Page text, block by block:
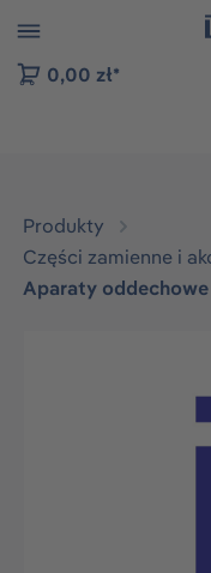
do nawigacji na
0,00 zł*
Produkty
Części zamienne i
Aparaty oddechowe
Pomiń galerię